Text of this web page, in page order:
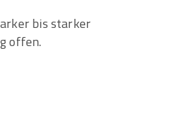
bis starker
offen.